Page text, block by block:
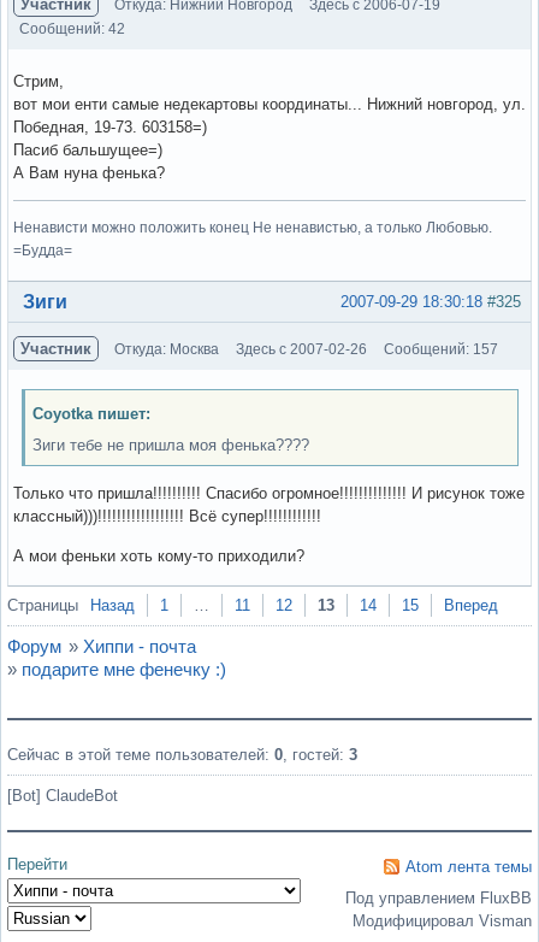
Участник Откуда: Нижний Новгород
Здесь с 2006-07-19
Сообщений: 42
Стрим,
вот мои енти самые недекартовы координаты... Нижний новгород, ул.
Победная, 19-73. 603158=)
Пасиб бальшущее=)
А Вам нуна фенька?
Ненависти можно положить конец Не ненавистью, а только Любовью.
=Будда=
Вне форума #325
2007-09-29 18:30:18
Зиги
Участник Откуда: Москва Здесь с 2007-02-26 Сообщений: 157
Coyotka пишет:
Зиги тебе не пришла моя фенька????
Только что пришла!!!!!!!!!! Спасибо огромное!!!!!!!!!!!!!! И рисунок тоже
классный)))!!!!!!!!!!!!!!!!!! Всё супер!!!!!!!!!!!!
А мои феньки хоть кому-то приходили?
Вне форума
Страницы Назад 1 … 11 12 13 14 15 Вперед
Форум » Хиппи - почта
» подарите мне фенечку :)
Сейчас в этой теме пользователей: 0, гостей: 3
[Bot] ClaudeBot
Перейти
Atom лента темы
Под управлением FluxBB
Модифицировал Visman